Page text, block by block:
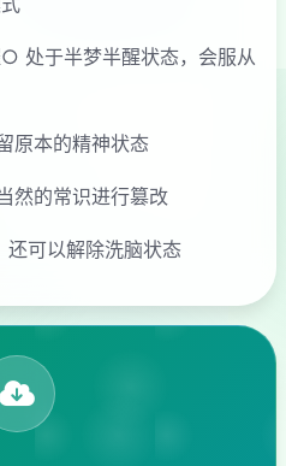
处于半梦半醒状态，会服从
原本的精神状态
然的常识进行篡改
还可以解除洗脑状态